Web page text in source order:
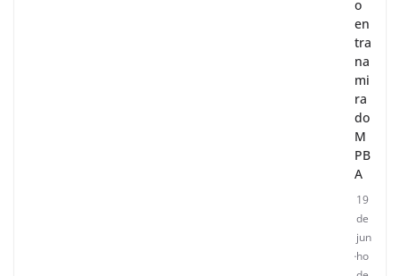
o
en
tra
na
mi
ra
do
M
PB
A
19
de
jun
ho